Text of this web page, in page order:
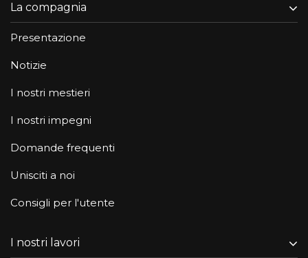
La compagnia
Presentazione
Notizie
I nostri mestieri
I nostri impegni
Domande frequenti
Unisciti a noi
Consigli per l'utente
I nostri lavori